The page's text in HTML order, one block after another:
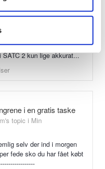
gammel. Når som I
at der kommer en sæson 7
2 kun lige akkurat...
i en gratis taske
topic i Min
selv der ind i morgen
fede sko du har fået købt